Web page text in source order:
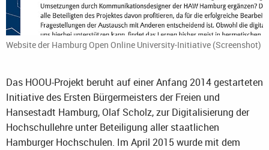
Website der Hamburg Open Online University-Initiative (Screenshot)
Das HOOU-Projekt beruht auf einer Anfang 2014 gestarteten
Initiative des Ersten Bürgermeisters der Freien und
Hansestadt Hamburg, Olaf Scholz, zur Digitalisierung der
Hochschullehre unter Beteiligung aller staatlichen
Hamburger Hochschulen. Im April 2015 wurde mit dem